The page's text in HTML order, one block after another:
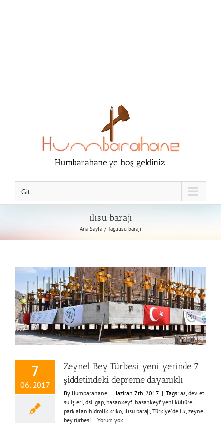
Humbarahane'ye hoş geldiniz.
Git...
ılısu barajı
Ana Sayfa Tag:ılısu barajı
7
06, 2017
Zeynel Bey Türbesi yeni yerinde 7
şiddetindeki depreme dayanıklı
By Humbarahane | Haziran 7th, 2017 | Tags: aa devlet
su işleri dsi gap hasankeyf hasankeyf yeni kültürel
park alanıhidrolik kriko ılısu barajı Türkiye'de ilk zeynel
bey türbesi | Yorum yok